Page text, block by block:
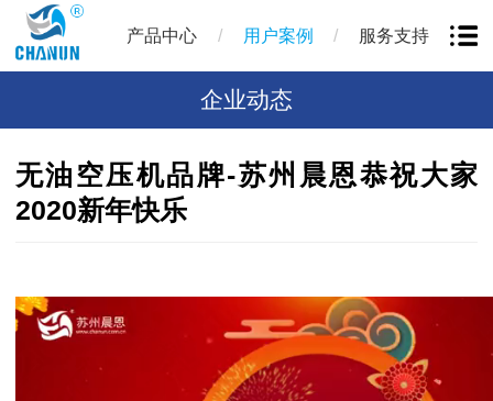
产品中心 / 用户案例 / 服务支持
企业动态
无油空压机品牌-苏州晨恩恭祝大家
2020新年快乐